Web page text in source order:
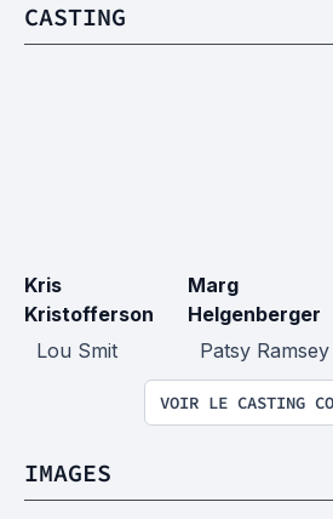
CASTING
Kris
Kristofferson
Lou Smit
Marg
Helgenberger
Patsy Ramsey
VOIR LE CASTING
IMAGES